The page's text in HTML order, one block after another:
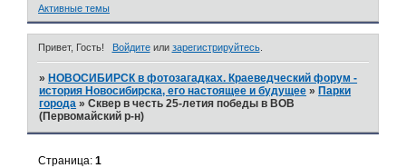
Активные темы
Привет, Гость! Войдитеили зарегистрируйтесь.
» НОВОСИБИРСК в фотозагадках. Краеведческий форум -
история Новосибирска, его настоящее и будущее » Парки
города »Сквер в честь 25-летия победы в ВОВ
(Первомайский р-н)
Страница:1